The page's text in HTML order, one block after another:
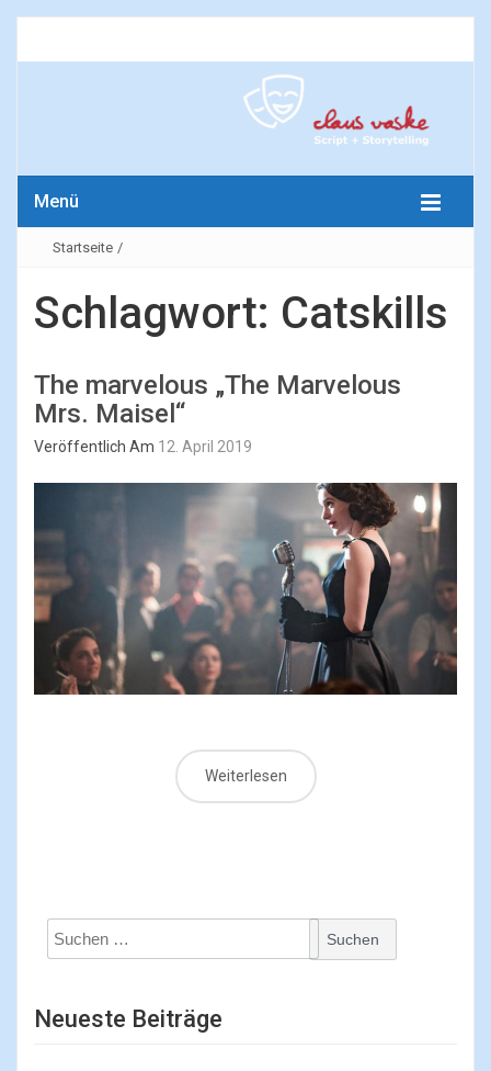
Menü
Startseite /
Schlagwort: Catskills
The marvelous „The Marvelous
Mrs. Maisel“
Veröffentlich Am 12. April 2019
Weiterlesen
Suchen
nach:
Neueste Beiträge